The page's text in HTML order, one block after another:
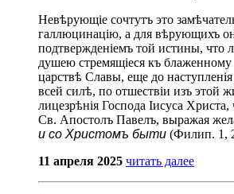
Невѣрующіе сочтутъ это
галлюцинацію, а для вѣрующихъ
подтвержденіемъ той истины, что
душею стремящіеся къ
царствѣ Славы, еще до наступленія
всей силѣ, по отшествіи изъ этой
лицезрѣнія Господа Іисуса Христа,
Св. Апостолъ Павелъ, выражая
и со Христомъ быти (Филип. 1,
11 апреля 2025 читать далее